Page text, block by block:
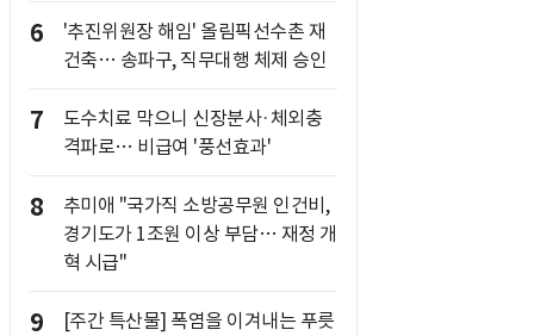
6
'추진위원장 해임' 올림픽선수촌 재
건축… 송파구, 직무대행 체제 승인
7
도수치료 막으니 신장분사·체외충
격파로… 비급여 '풍선효과'
8
추미애 "국가직 소방공무원 인건비,
경기도가 1조원 이상 부담… 재정 개
혁 시급"
9 [주간 특산물] 폭염을 이겨내는 푸릇